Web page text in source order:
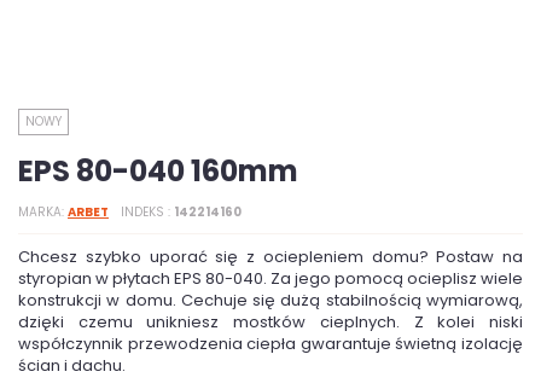
NOWY
EPS 80-040 160mm
MARKA ARBET INDEKS 142214160
Chcesz szybko uporać się z ociepleniem domu? Postaw na
styropian w płytach EPS 80-040. Za jego pomocą ocieplisz wiele
konstrukcji w domu. Cechuje się dużą stabilnością wymiarową,
dzięki czemu unikniesz mostków cieplnych. Z kolei niski
współczynnik przewodzenia ciepła gwarantuje świetną izolację
ścian i dachu.